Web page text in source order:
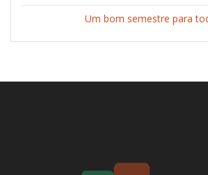
Um bom semestre para